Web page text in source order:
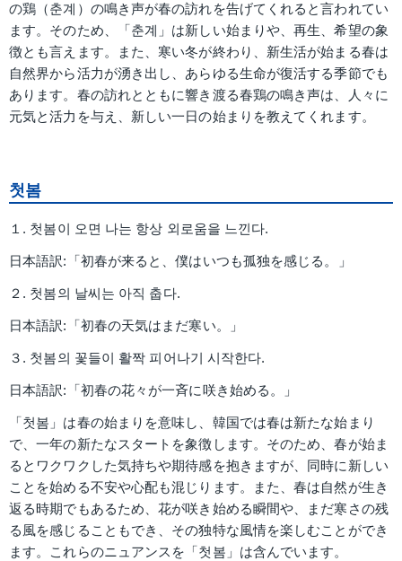
の鶏（춘계）の鳴き声が春の訪れを告げてくれると言われてい
ます。そのため、「춘계」は新しい始まりや、再生、希望の象
徴とも言えます。また、寒い冬が終わり、新生活が始まる春は
自然界から活力が湧き出し、あらゆる生命が復活する季節でも
あります。春の訪れとともに響き渡る春鶏の鳴き声は、人々に
元気と活力を与え、新しい一日の始まりを教えてくれます。
첫봄
１. 첫봄이 오면 나는 항상 외로움을 느낀다.
日本語訳:「初春が来ると、僕はいつも孤独を感じる。」
２. 첫봄의 날씨는 아직 춥다.
日本語訳:「初春の天気はまだ寒い。」
３. 첫봄의 꽃들이 활짝 피어나기 시작한다.
日本語訳:「初春の花々が一斉に咲き始める。」
「첫봄」は春の始まりを意味し、韓国では春は新たな始まり
で、一年の新たなスタートを象徴します。そのため、春が始ま
るとワクワクした気持ちや期待感を抱きますが、同時に新しい
ことを始める不安や心配も混じります。また、春は自然が生き
返る時期でもあるため、花が咲き始める瞬間や、まだ寒さの残
る風を感じることもでき、その独特な風情を楽しむことができ
ます。これらのニュアンスを「첫봄」は含んでいます。